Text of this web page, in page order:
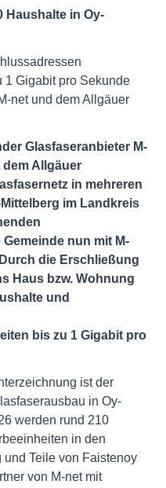
Haushalte in Oy-
1 Gigabit pro Sekunde
net und dem Allgäuer
Glasfaseranbieter M-
dem Allgäuer
in mehreren
im Landkreis
nun mit M-
die Erschließung
Haus bzw. Wohnung
und
bis zu 1 Gigabit pro
ist der
in Oy-
werden rund 210
in den
Teile von Faistenoy
von M-net mit